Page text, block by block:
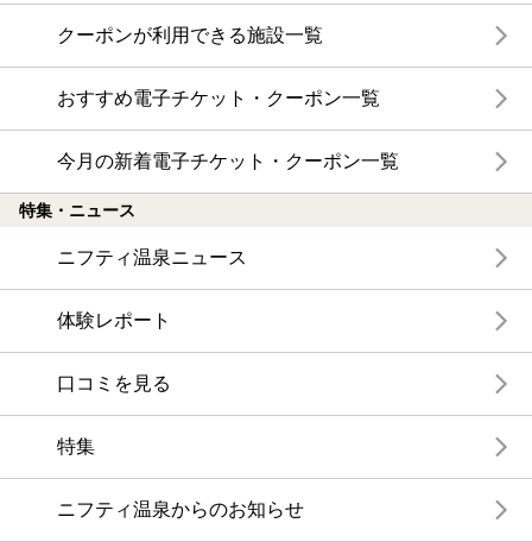
クーポンが利用できる施設一覧
おすすめ電子チケット・クーポン一覧
今月の新着電子チケット・クーポン一覧
特集・ニュース
ニフティ温泉ニュース
体験レポート
口コミを見る
特集
ニフティ温泉からのお知らせ